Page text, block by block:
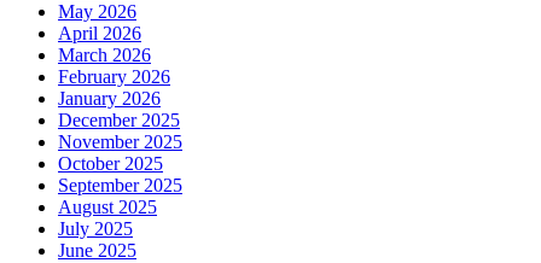
May 2026
April 2026
March 2026
February 2026
January 2026
December 2025
November 2025
October 2025
September 2025
August 2025
July 2025
June 2025